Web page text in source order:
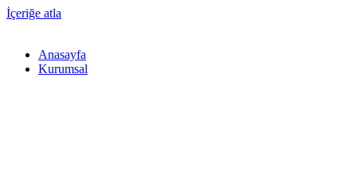
İçeriğe atla
Anasayfa
Kurumsal